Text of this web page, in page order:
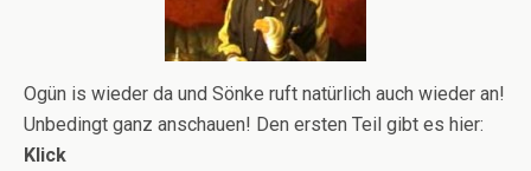
Ogün is wieder da und Sönke ruft natürlich auch wieder an!
Unbedingt ganz anschauen! Den ersten Teil gibt es hier:
Klick